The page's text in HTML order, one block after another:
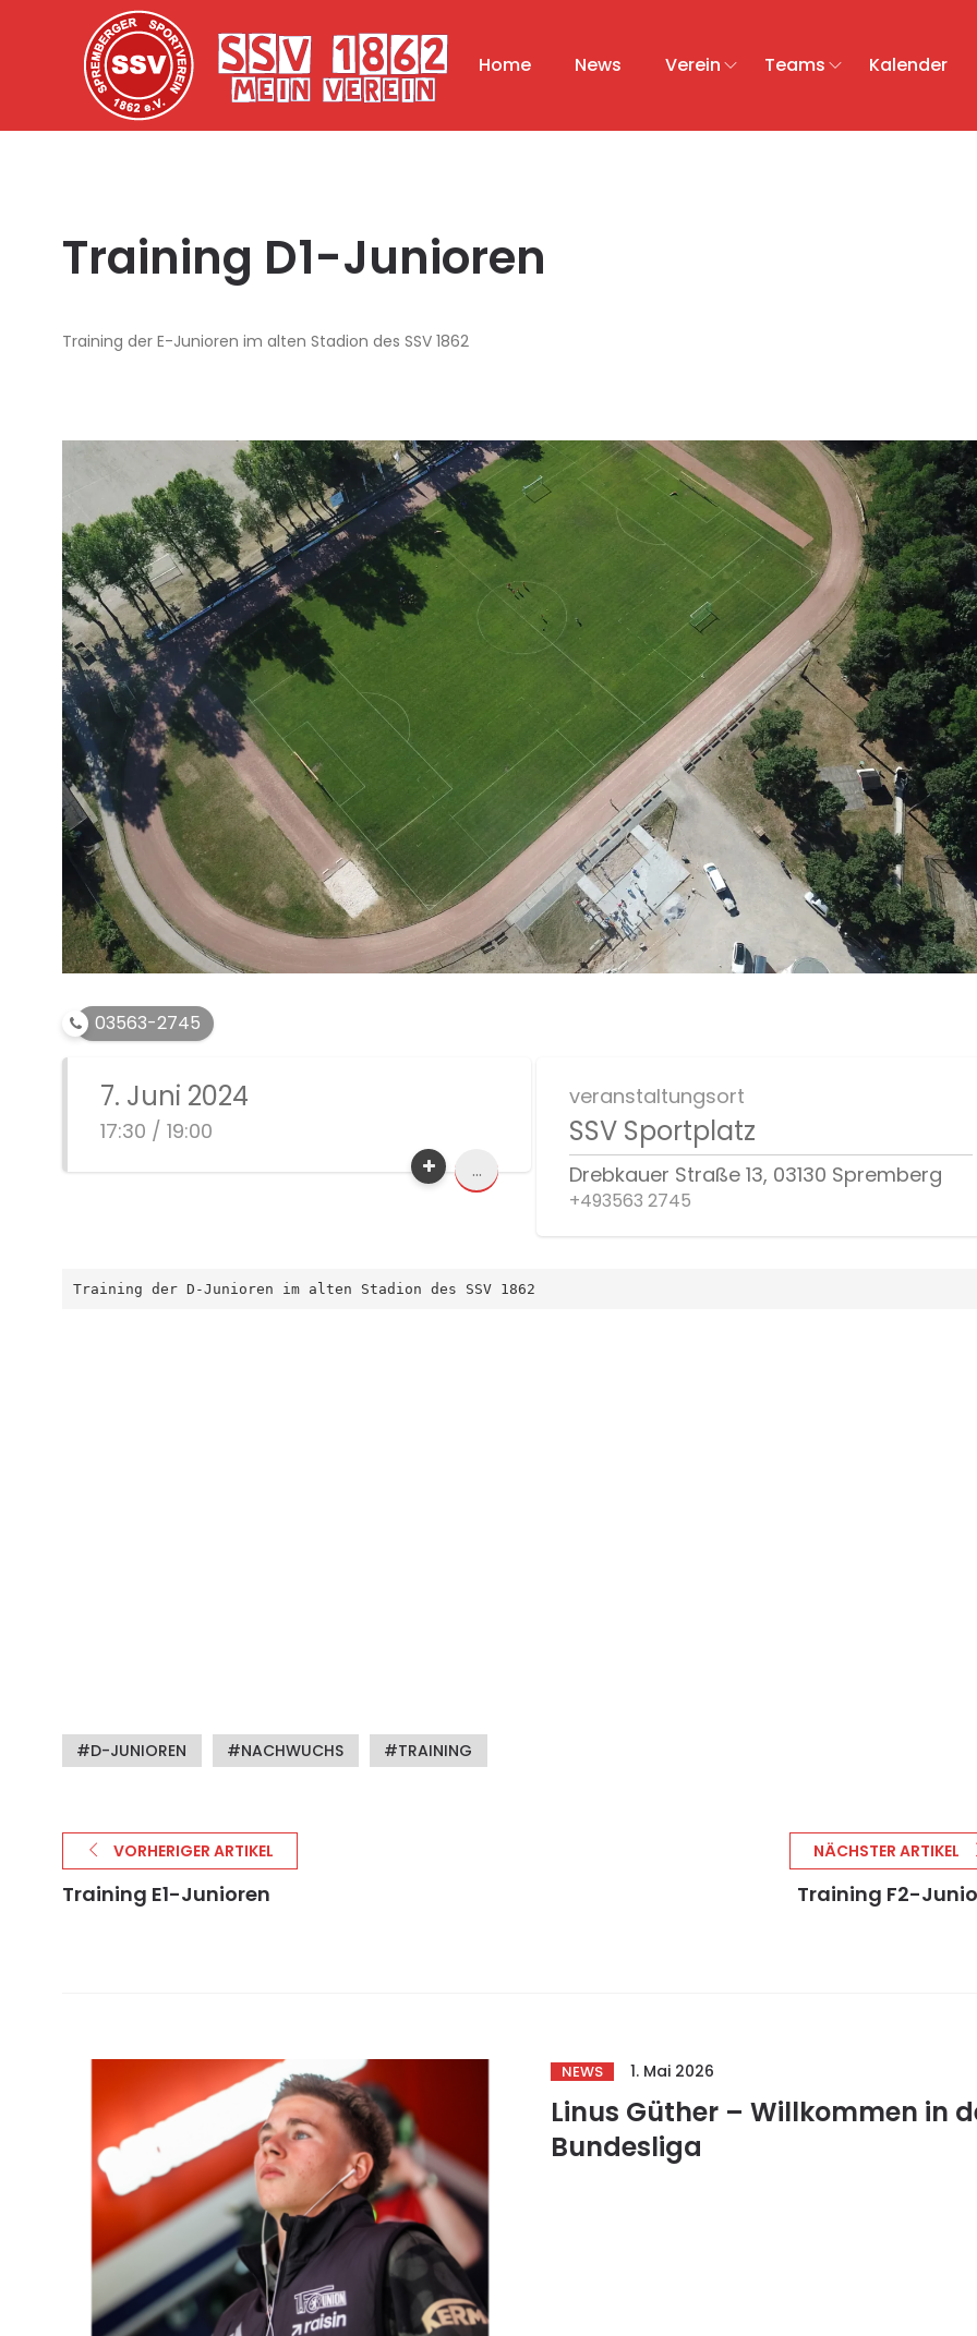
Home News Verein Teams Kalender
Training D1-Junioren
Training der E-Junioren im alten Stadion des SSV 1862
03563-2745
7. Juni 2024
17:30 / 19:00
...
veranstaltungsort
SSV Sportplatz
Drebkauer Straße 13, 03130 Spremberg
+493563 2745
Training der D-Junioren im alten Stadion des SSV 1862
D-JUNIOREN NACHWUCHS TRAINING
VORHERIGER ARTIKEL
Training E1-Junioren
NÄCHSTER ARTIKEL
Training F2-
NEWS 1. Mai 2026
Linus Güther – Willkommen in
Bundesliga